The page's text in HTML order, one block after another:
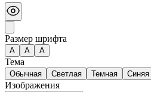
Размер шрифта
А A A
Тема
Обычная Светлая Темная Синяя
Изображения